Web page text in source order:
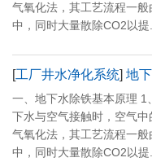
气氧化法，其工艺流程一
中，同时大量散除CO2以提
[工厂井水净化系统] 地
一、地下水除铁基本原理
下水与空气接触时，空气
气氧化法，其工艺流程一
中，同时大量散除CO2以提